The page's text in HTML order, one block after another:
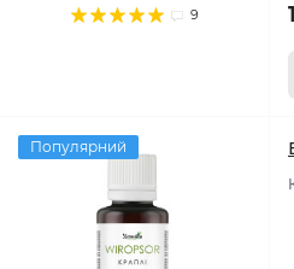
9
Популярний